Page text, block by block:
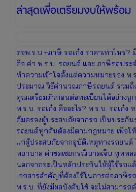
ล่าสุดเพื่อเตรียมงบให้พร้อม
ต่อพ.ร.บ.+ภาษี รถเก๋ง ราคาเท่าไหร่?
คือ ค่า พ.ร.บ. รถยนต์ และ ภาษีรถปร
ทำความเข้าใจตั้งแต่ความหมายของ พ.
ประมาณ วิธีคำนวณภาษีรถยนต์ รวมถึง
คุณเตรียมตัวก่อนต่อทะเบียนได้อย่างถู
พ.ร.บ. รถเก๋ง คืออะไร? พ.ร.บ. รถเก๋
คุ้มครองผู้ประสบภัยจากรถ เป็นประกั
รถยนต์ทุกคันต้องมีตามกฎหมาย เพื่อใ
แก่ผู้ประสบภัยจากอุบัติเหตุทางรถยนต์
พยาบาล ค่าชดเชยกรณีบาดเจ็บ ทุพพล
นอกจากจะเป็นหลักประกันให้ผู้ใช้รถแ
เอกสารสำคัญที่ต้องใช้ในการต่อภาษีร
พ.ร.บ. ที่ยังมีผลบังคับใช้ จะไม่สามาร